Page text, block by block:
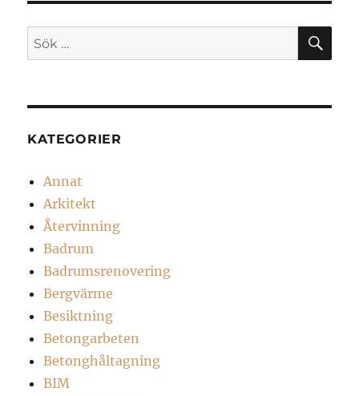
Sök
efter:
KATEGORIER
Annat
Arkitekt
Återvinning
Badrum
Badrumsrenovering
Bergvärme
Besiktning
Betongarbeten
Betonghåltagning
BIM